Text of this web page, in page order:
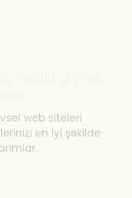
web siteleri
en iyi şekilde